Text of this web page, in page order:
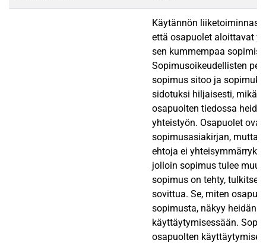
Käytännön
että osapuolet aloittavat
sen kummempaa
Sopimusoikeudellisten
sopimus sitoo ja
sidotuksi hiljaisesti, mikä
osapuolten tiedossa
yhteistyön. Osapuolet
sopimusasiakirjan, mutta
ehtoja ei
jolloin sopimus tulee
sopimus on tehty,
sovittua. Se, miten
sopimusta, näkyy heidän
käyttäytymisessään.
osapuolten